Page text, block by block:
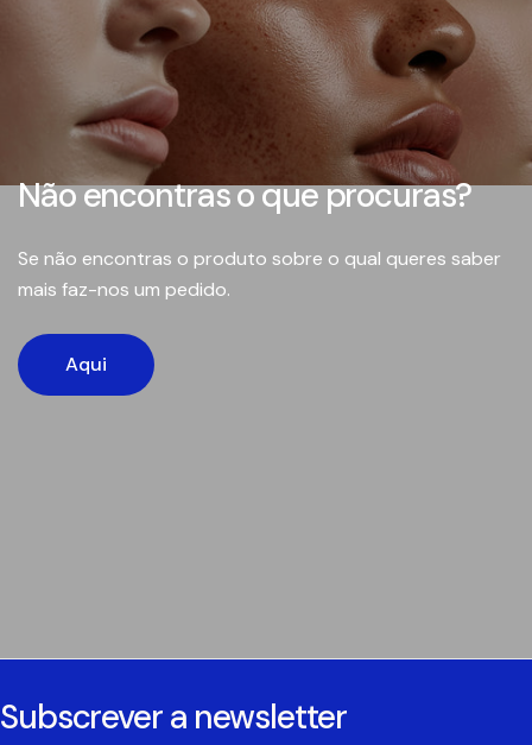
Não encontras o que procuras?
Se não encontras o produto sobre o qual queres saber
mais faz-nos um pedido.
Aqui
Subscrever a newsletter